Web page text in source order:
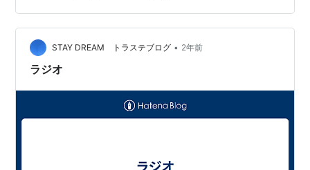
(@ydb_yokohama) 2024年8月18日 2021年ローソンデー
本日開催された「#ローソンデー」のゲストとして、…
STAY DREAM トラステブログ • 2年前
ラジオ